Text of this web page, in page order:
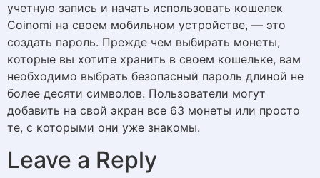
учетную запись и начать использовать кошелек
Coinomi на своем мобильном устройстве, — это
создать пароль. Прежде чем выбирать монеты,
которые вы хотите хранить в своем кошельке, вам
необходимо выбрать безопасный пароль длиной не
более десяти символов. Пользователи могут
добавить на свой экран все 63 монеты или просто
те, с которыми они уже знакомы.
Leave a Reply